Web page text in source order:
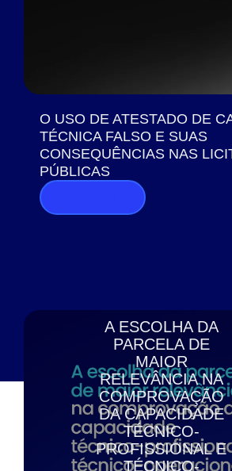
O USO DE ATESTADO DE
TÉCNICA FALSO E SUAS
CONSEQUÊNCIAS NAS
PÚBLICAS
A ESCOLHA DA
PARCELA DE
MAIOR
RELEVÂNCIA NA
COMPROVAÇÃO
DA CAPACIDADE
TÉCNICO-
PROFISSIONAL E
TÉCNICO-